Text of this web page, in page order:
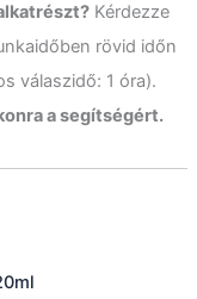
Kérdezze
rövid időn
válaszidő: 1 óra).
a segítségért.